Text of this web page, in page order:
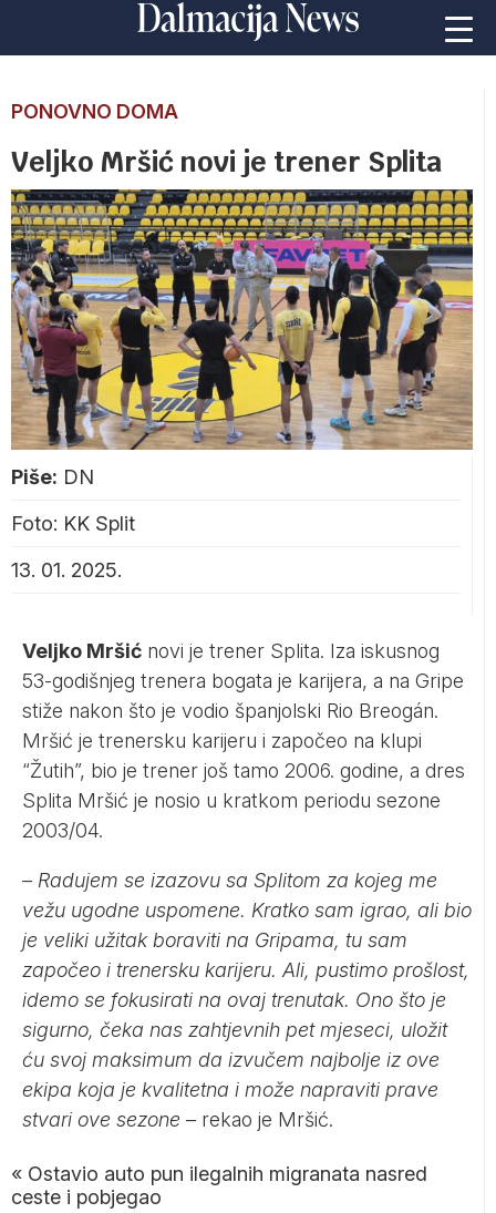
PONOVNO DOMA
Veljko Mršić novi je trener Splita
Piše: DN
Foto: KK Split
13. 01. 2025.
Veljko Mršić novi je trener Splita. Iza iskusnog
53-godišnjeg trenera bogata je karijera, a na Gripe
stiže nakon što je vodio španjolski Rio Breogán.
Mršić je trenersku karijeru i započeo na klupi
“Žutih”, bio je trener još tamo 2006. godine, a dres
Splita Mršić je nosio u kratkom periodu sezone
2003/04.
– Radujem se izazovu sa Splitom za kojeg me
vežu ugodne uspomene. Kratko sam igrao, ali bio
je veliki užitak boraviti na Gripama, tu sam
započeo i trenersku karijeru. Ali, pustimo prošlost,
idemo se fokusirati na ovaj trenutak. Ono što je
sigurno, čeka nas zahtjevnih pet mjeseci, uložit
ću svoj maksimum da izvučem najbolje iz ove
ekipa koja je kvalitetna i može napraviti prave
stvari ove sezone – rekao je Mršić.
« Ostavio auto pun ilegalnih migranata nasred
ceste i pobjegao